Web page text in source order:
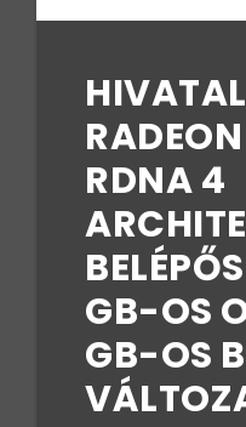
RDNA 4
GB-OS
GB-OS